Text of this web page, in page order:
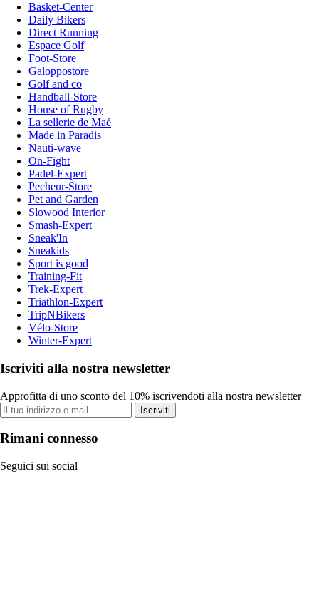
Basket-Center
Daily Bikers
Direct Running
Espace Golf
Foot-Store
Galoppostore
Golf and co
Handball-Store
House of Rugby
La sellerie de Maé
Made in Paradis
Nauti-wave
On-Fight
Padel-Expert
Pecheur-Store
Pet and Garden
Slowood Interior
Smash-Expert
Sneak'In
Sneakids
Sport is good
Training-Fit
Trek-Expert
Triathlon-Expert
TripNBikers
Vélo-Store
Winter-Expert
Iscriviti alla nostra newsletter
Approfitta di uno sconto del 10% iscrivendoti alla nostra newsletter
Iscriviti
Rimani connesso
Seguici sui social